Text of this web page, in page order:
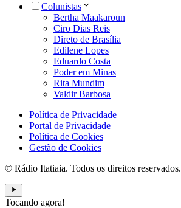
Colunistas
Bertha Maakaroun
Ciro Dias Reis
Direto de Brasília
Edilene Lopes
Eduardo Costa
Poder em Minas
Rita Mundim
Valdir Barbosa
Política de Privacidade
Portal de Privacidade
Política de Cookies
Gestão de Cookies
© Rádio Itatiaia. Todos os direitos reservados.
Tocando agora!